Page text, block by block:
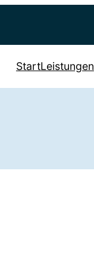
StartLeistungen